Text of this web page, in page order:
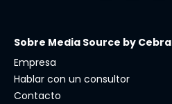
Sobre Media Source by Cebra
Empresa
Hablar con un consultor
Contacto